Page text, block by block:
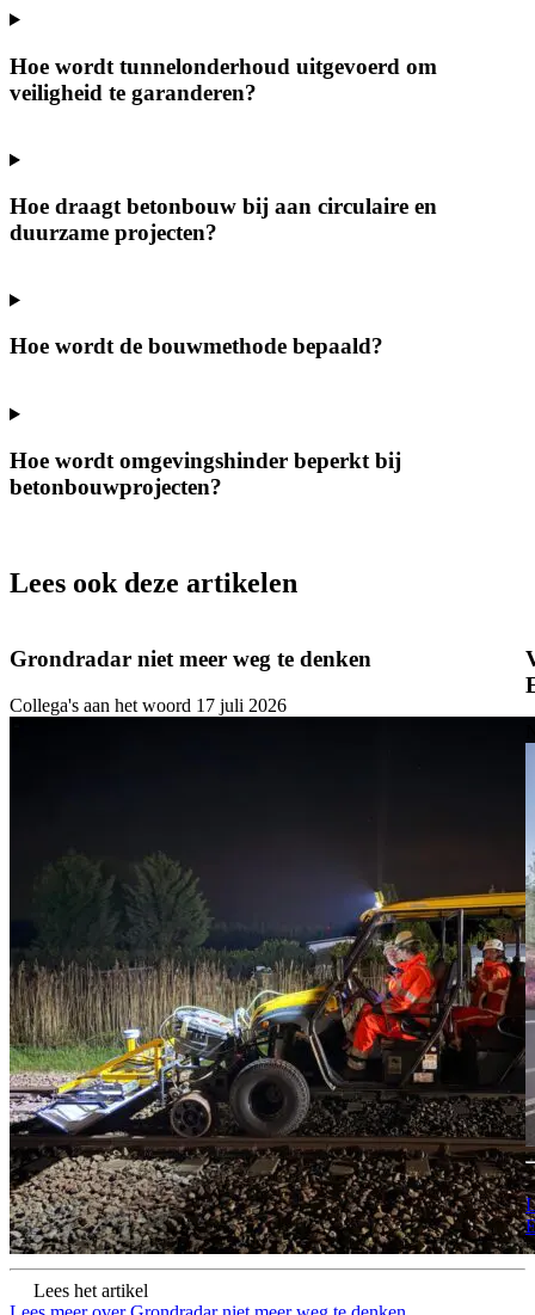
Hoe wordt tunnelonderhoud uitgevoerd om
veiligheid te garanderen?
Hoe draagt betonbouw bij aan circulaire en
duurzame projecten?
Hoe wordt de bouwmethode bepaald?
Hoe wordt omgevingshinder beperkt bij
betonbouwprojecten?
Lees ook deze artikelen
Grondradar niet meer weg te denken
Collega's aan het woord 17 juli 2026
Lees het artikel